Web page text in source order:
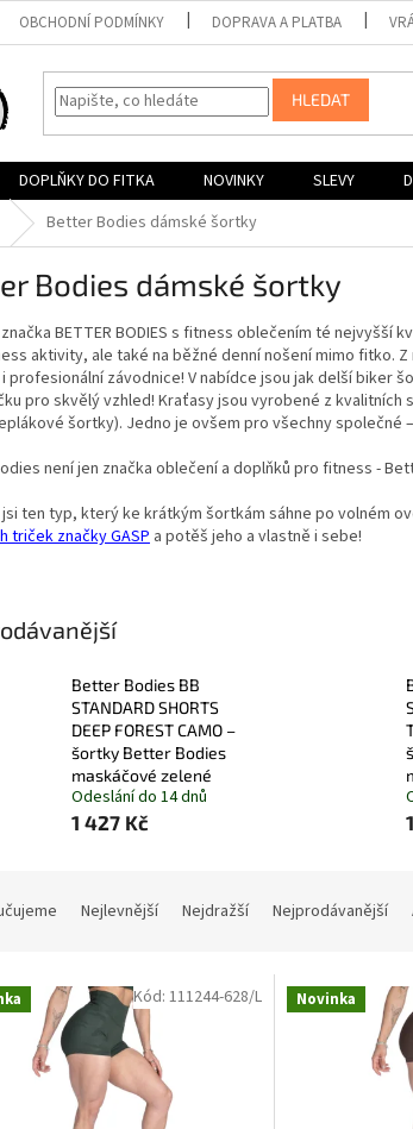
OBCHODNÍ PODMÍNKY DOPRAVA A PLATBA
HLEDAT
DOPLŇKY DO FITKA NOVINKY SLEVY
Better Bodies dámské šortky
Bodies dámské šortky
BETTER BODIES s fitness oblečením té
aktivity, ale také na běžné denní nošení mimo fitko.
profesionální závodnice! V nabídce jsou jak delší biker
pro skvělý vzhled! Kraťasy jsou vyrobené z
šortky). Jedno je ovšem pro všechny
není jen značka oblečení a doplňků pro fitness -
ten typ, který ke krátkým šortkám sáhne po volném
triček značky GASP a potěš jeho a vlastně i sebe!
Better Bodies BB
STANDARD SHORTS
DEEP FOREST CAMO –
šortky Better Bodies
maskáčové zelené
Odeslání do 14 dnů
1 427 Kč
Nejlevnější Nejdražší Nejprodávanější
Kód: 111244-628/L Novinka